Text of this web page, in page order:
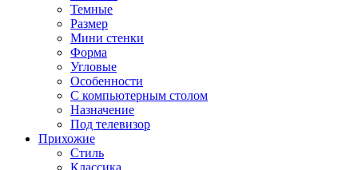
Темные
Размер
Мини стенки
Форма
Угловые
Особенности
С компьютерным столом
Назначение
Под телевизор
Прихожие
Стиль
Классика